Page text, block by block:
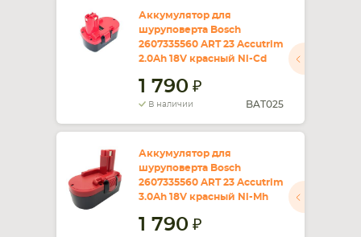
КОМПЛЕКТУЮЩИЕ
Аккумулятор для
шуруповерта Bosch
2607335560 ART 23 Accutrim
2.0Ah 18V красный Ni-Cd
1 790
В наличии BAT025
Аккумулятор для
шуруповерта Bosch
2607335560 ART 23 Accutrim
3.0Ah 18V красный Ni-Mh
1 790